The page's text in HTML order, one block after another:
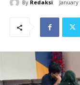
By Redaksi January